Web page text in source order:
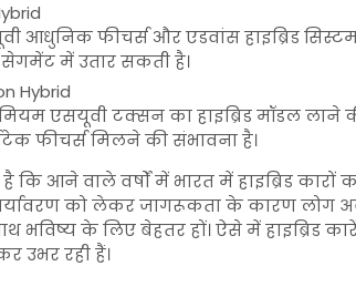
आधुनिक फीचर्स और एडवांस हाइब्रिड
में उतार सकती है।
Hybrid
एसयूवी टक्सन का हाइब्रिड मॉडल लाने
फीचर्स मिलने की संभावना है।
कि आने वाले वर्षों में भारत में हाइब्रिड कारों
को लेकर जागरूकता के कारण लोग
भविष्य के लिए बेहतर हों। ऐसे में हाइब्रिड
उभर रही हैं।